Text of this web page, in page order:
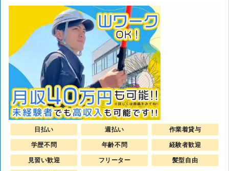
日払い 週払い 作業着貸与
学歴不問 年齢不問 経験者歓迎
見習い歓迎 フリーター 髪型自由